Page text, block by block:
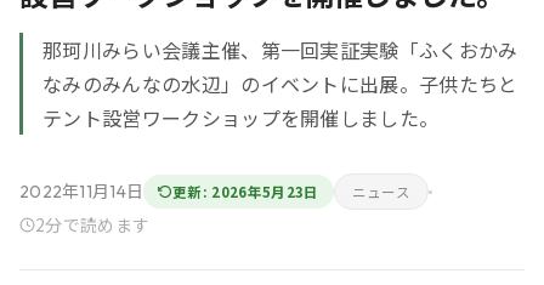
那珂川みらい会議主催、第一回実証実験「ふくおかみ
なみのみんなの水辺」のイベントに出展。子供たちと
テント設営ワークショップを開催しました。
2022年11月14日 更新: 2026年5月23日 ニュース
2分で読めます